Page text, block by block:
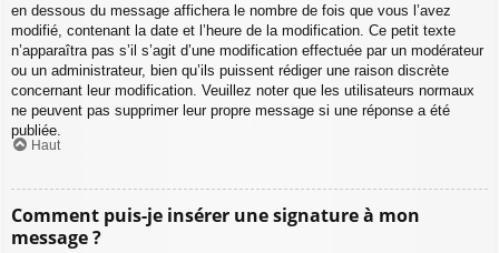
en dessous du message affichera le nombre de fois que vous l’avez
modifié, contenant la date et l’heure de la modification. Ce petit texte
n’apparaîtra pas s’il s’agit d’une modification effectuée par un modérateur
ou un administrateur, bien qu’ils puissent rédiger une raison discrète
concernant leur modification. Veuillez noter que les utilisateurs normaux
ne peuvent pas supprimer leur propre message si une réponse a été
publiée.
Haut
Comment puis-je insérer une signature à mon
message ?